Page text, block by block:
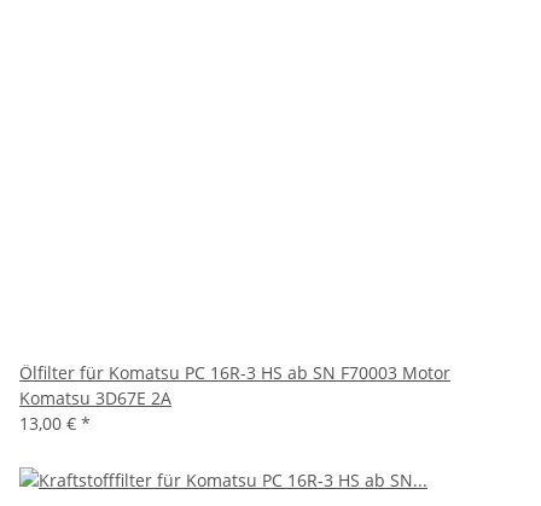
Ölfilter für Komatsu PC 16R-3 HS ab SN F70003 Motor
Komatsu 3D67E 2A
13,00 € *